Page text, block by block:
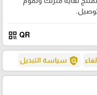
QR
qr_code
policy سياسة التبديل